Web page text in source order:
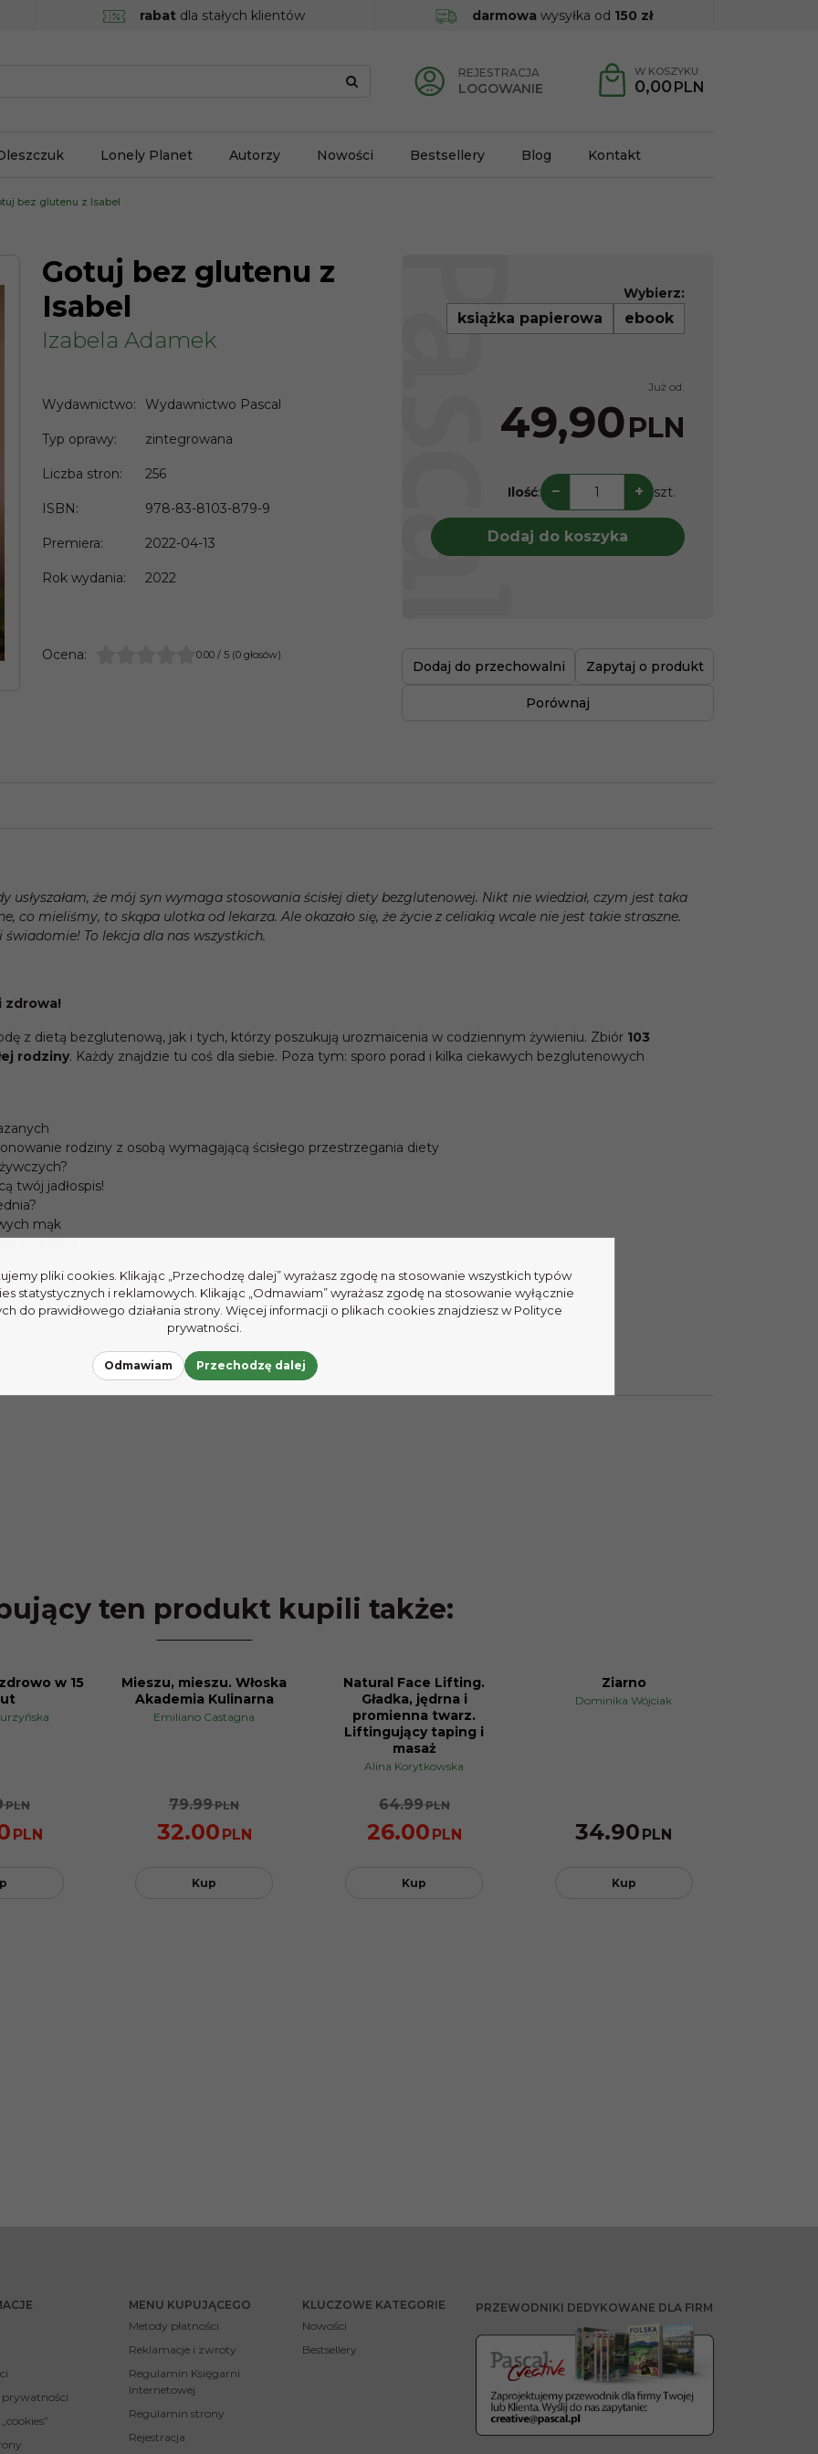
rabat dla stałych klientów darmowa wysyłka od 150 zł
REJESTRACJA
LOGOWANIE
W KOSZYKU:
0,00 PLN
Lonely Planet Autorzy Nowości Bestsellery Blog Kontakt
bez glutenu z Isabel
Gotuj bez glutenu z
Isabel
Izabela Adamek
Wydawnictwo: Wydawnictwo Pascal
Typ oprawy: zintegrowana
Liczba stron: 256
ISBN: 978-83-8103-879-9
Premiera: 2022-04-13
Rok wydania: 2022
Ocena: 0.00 / 5 (0 głosów)
Wybierz:
książka papierowa ebook
Już od:
49,90PLN
Ilość: − + szt.
Dodaj do koszyka
Dodaj do przechowalni Zapytaj o produkt
Porównaj
że mój syn wymaga stosowania ścisłej diety bezglutenowej. Nikt nie wiedział, czym jest taka
co mieliśmy, to skąpa ulotka od lekarza. Ale okazało się, że życie z celiakią wcale nie jest takie straszne.
To lekcja dla nas wszystkich.
zdrowa!
z dietą bezglutenową, jak i tych, którzy poszukują urozmaicenia w codziennym żywieniu. Zbiór 103
rodziny. Każdy znajdzie tu coś dla siebie. Poza tym: sporo porad i kilka ciekawych bezglutenowych
rodziny z osobą wymagającą ścisłego przestrzegania diety
twój jadłospis!
mąk
z celiakią
autorka popularnego w mediach społecznościowych profilu kulinarnegogotuj_z_isabel.
ten produkt kupili także:
w 15
PLN
PLN
PROMOCJA
Mieszu, mieszu. Włoska
Akademia Kulinarna
Emiliano Castagna
79.99PLN
32.00 PLN
Kup
PROMOCJA
Natural Face Lifting.
Gładka, jędrna i
promienna twarz.
Liftingujący taping i
masaż
Alina Korytkowska
64.99PLN
26.00 PLN
Kup
Ziarno
Dominika Wójciak
34.90 PLN
Kup
MENU KUPUJĄCEGO
Metody płatności
Reklamacje i zwroty
Regulamin Księgarni
Internetowej
Regulamin strony
Rejestracja
KLUCZOWE KATEGORIE
Nowości
Bestsellery
PRZEWODNIKI DEDYKOWANE DLA FIRM
pliki cookies. Klikając „Przechodzę dalej” wyrażasz zgodę na stosowanie wszystkich typów
statystycznych i reklamowych. Klikając „Odmawiam” wyrażasz zgodę na stosowanie wyłącznie
do prawidłowego działania strony. Więcej informacji o plikach cookies znajdziesz w Polityce
prywatności.
Odmawiam Przechodzę dalej